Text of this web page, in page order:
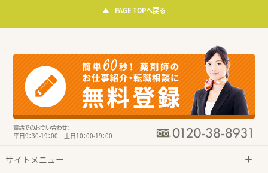
PAGE TOPへ戻る
電話でのお問い合わせ：
平日9：30-19：00 土日10：00-19：00
サイトメニュー